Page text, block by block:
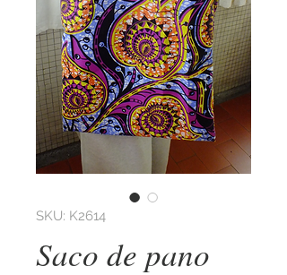
SKU: K2614
Saco de pano